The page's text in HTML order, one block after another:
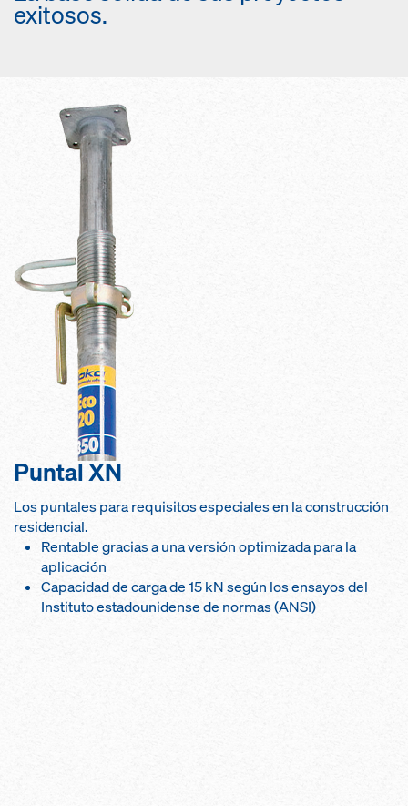
exitosos.
Puntal XN
Los puntales para requisitos especiales en la construcción
residencial.
Rentable gracias a una versión optimizada para la
aplicación
Capacidad de carga de 15 kN según los ensayos del
Instituto estadounidense de normas (ANSI)